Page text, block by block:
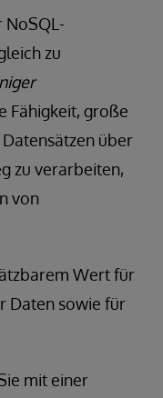
NoSQL-
zu
Fähigkeit, große
über
zu verarbeiten,
von
Wert für
Daten sowie für
mit einer